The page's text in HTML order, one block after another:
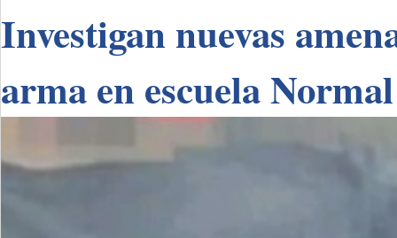
Investigan nuevas
arma en escuela Normal